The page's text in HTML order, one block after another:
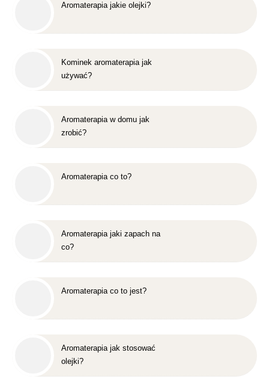
Aromaterapia jakie olejki?
Kominek aromaterapia jak
używać?
Aromaterapia w domu jak
zrobić?
Aromaterapia co to?
Aromaterapia jaki zapach na
co?
Aromaterapia co to jest?
Aromaterapia jak stosować
olejki?